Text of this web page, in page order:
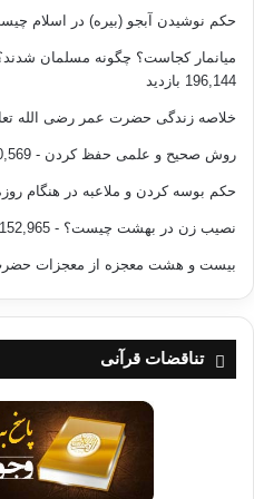
زندگی انسان نیز دارای مراحلی
تا ولادت، کودکی، نوجوانی و…
و چنین است مراحل رشد انسان از
و چنین است فرصت‌‌های پیش
مرحله‌ی را که در آن قرار دارد
چه ناشایسته است که انسان در
اعتبار دادن به شرایط، زمان،
عنایت ارزنده‌ای است که باید در
نمود یابد و جایگاه خود را بازیابد.
حکم نوشیدن آبجو (بیره) در اسلام
میانمار کجاست؟ چگونه مسلمان
196,144 بازدید
خلاصه زندگی حضرت عمر رضی الله
روش صحیح و علمی حفظ کردن - 180,569 بازدید
حکم بوسه کردن و ملاعبه در هنگام
نصیب زن در بهشت چیست؟ - 152,965 بازدید
بیست و هشت معجزه از معجزات
تناقضات قرآنی